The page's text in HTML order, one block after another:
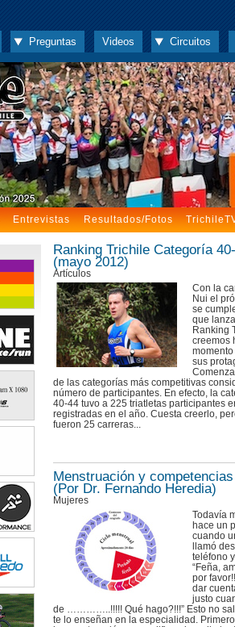
Preguntas Videos Circuitos
Entrevistas Resultados/Fotos
Ranking Trichile Categoría
(mayo 2012)
Artículos
Con la
Nui el
se
que
Ranking
creemos
sus
de las categorías más competitivas
número de participantes. En efecto, la
40-44 tuvo a 225 triatletas participantes
registradas en el año. Cuesta creerlo,
fueron 25 carreras...
Menstruación y
(Por Dr. Fernando Heredia)
Mujeres
Todavía
hace un
cuando
llamó
teléfono
“Feña,
por
dar
justo
de …………..!!!!! Qué hago?!!!” Esto no
te lo enseñan en la especialidad.